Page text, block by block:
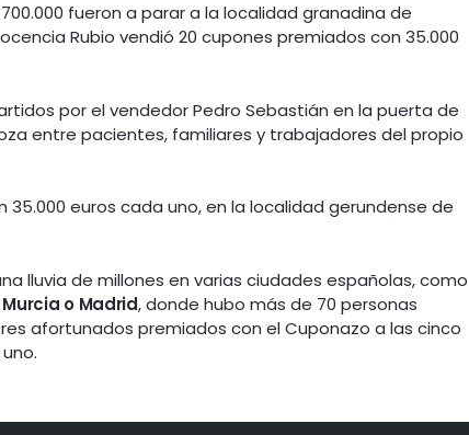
fueron a parar a la localidad granadina de
Rubio vendió 20 cupones premiados con 35.000
por el vendedor Pedro Sebastián en la puerta de
entre pacientes, familiares y trabajadores del propio
euros cada uno, en la localidad gerundense de
lluvia de millones en varias ciudades españolas, como
o Madrid, donde hubo más de 70 personas
afortunados premiados con el Cuponazo a las cinco